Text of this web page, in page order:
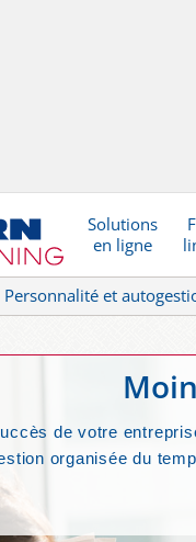
Solutions
en ligne
Personnalité et
de votre
organisée du